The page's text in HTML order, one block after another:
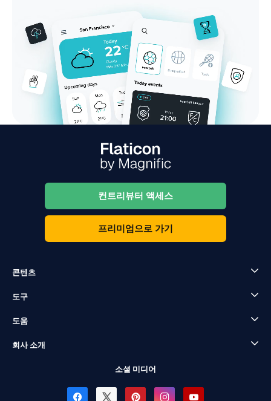
컨트리뷰터 액세스
프리미엄으로 가기
콘텐츠
도구
도움
회사 소개
소셜 미디어